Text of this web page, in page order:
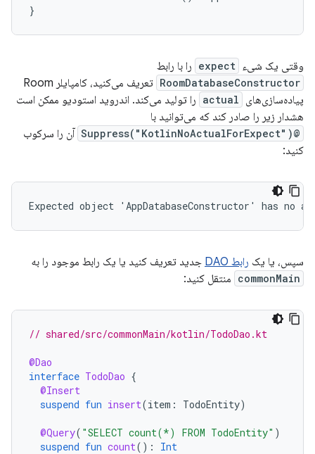
}
وقتی یک شیء expect را با رابط
RoomDatabaseConstructor
تعریف می‌کنید، کامپایلر Room
پیاده‌سازی‌های actual را تولید می‌کند. اندروید استودیو ممکن است
هشدار زیر را صادر کند که می‌توانید با
@Suppress("KotlinNoActualForExpect")
آن را سرکوب
کنید:
سپس، یا یک رابط DAO جدید تعریف کنید یا یک رابط موجود را به
commonMain منتقل کنید:
// shared/src/commonMain/kotlin/TodoDao.kt
@Dao
interface TodoDao {
@Insert
suspend fun insert(item : TodoEntity)
@Query( "SELECT count(*) FROM TodoEntity" )
suspend fun count(): Int